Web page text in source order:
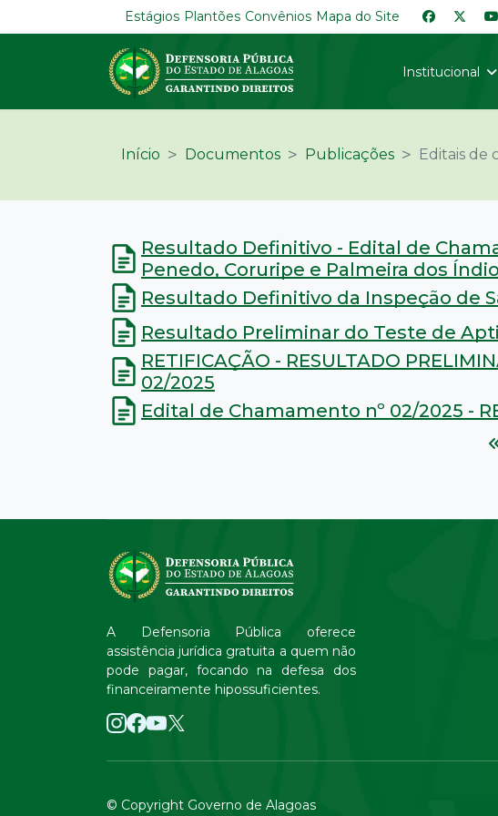
Estágios Plantões Convênios Mapa do Site
Institucional
Início Documentos Publicações Editais de
Resultado Definitivo - Edital de
Penedo, Coruripe e Palmeira dos
Resultado Definitivo da Inspeção de
Resultado Preliminar do Teste de
RETIFICAÇÃO - RESULTADO
02/2025
Edital de Chamamento nº 02/2025 -
A Defensoria Pública oferece
assistência jurídica gratuita a quem não
pode pagar, focando na defesa dos
financeiramente hipossuficientes.
© Copyright Governo de Alagoas